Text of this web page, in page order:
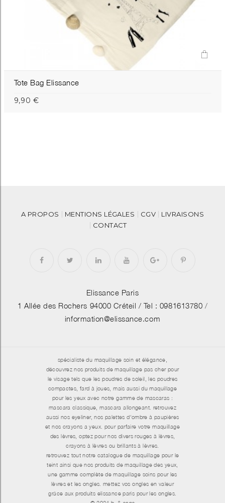
Tote Bag Elissance
9,90 €
A PROPOS MENTIONS LÉGALES CGV
LIVRAISONS
CONTACT
Elissance Paris
1 Allée des Rochers 94000 Créteil / Tel : 0981613780 /
information@elissance.com
spécialiste du maquillage soin et élégance,
découvrez nos produits de maquillage pas cher pour
le visage tels que les poudres de soleil, les poudres
compactes, fard à joues, mais aussi du maquillage
pour les yeux avec notre gamme de mascaras :
mascara classique, mascara allongeant. retrouvez
aussi nos eyeliner, nos palettes d'ombre à paupières
et nos crayons a yeux. pour parfaire votre maquillage
des lèvres, optez pour nos divers rouges à lèvres,
crayons à lèvres ou brillants à lèvres.
retrouvez tout notre catalogue de maquillage pour le
teint ainsi que nos produits de maquillage des yeux,
une gamme complète de maquillage soins pour les
lèvres et les ongles. mettez vos ongles en valeur
grâce aux produits elissance paris pour les ongles.